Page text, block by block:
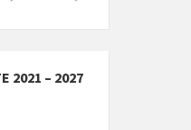
2021 – 2027